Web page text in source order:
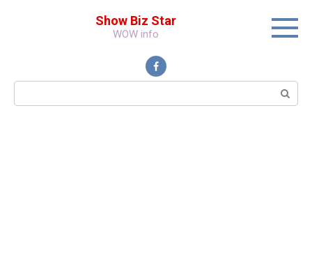
Show Biz Star
WOW info
Поиск: